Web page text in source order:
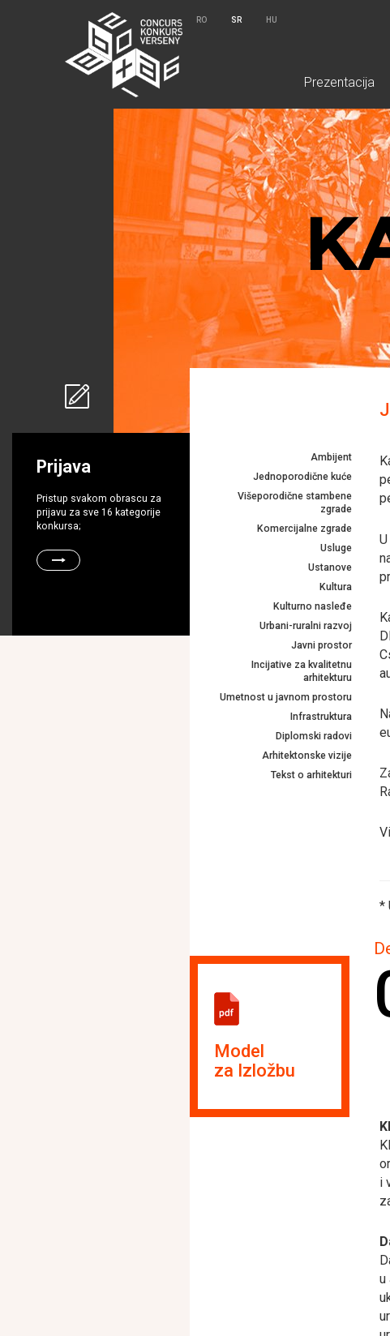
RO SR HU
Prezentacija
Prijava
Pristup svakom obrascu za
prijavu za sve 16 kategorije
konkursa;
Ambijent
Jednoporodične kuće
Višeporodične stambene
zgrade
Komercijalne zgrade
Usluge
Ustanove
Kultura
Kulturno nasleđe
Urbani-ruralni razvoj
Javni prostor
Incijative za kvalitetnu
arhitekturu
Umetnost u javnom prostoru
Infrastruktura
Diplomski radovi
Arhitektonske vizije
Tekst o arhitekturi
*
Model
za Izložbu
i
u